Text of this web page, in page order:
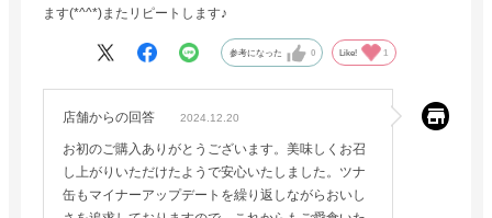
ます(*^^*)またリピートします♪
参考になった 0 Like! 1
店舗からの回答 2024.12.20
お初のご購入ありがとうございます。美味しくお召
し上がりいただけたようで安心いたしました。ツナ
缶もマイナーアップデートを繰り返しながらおいし